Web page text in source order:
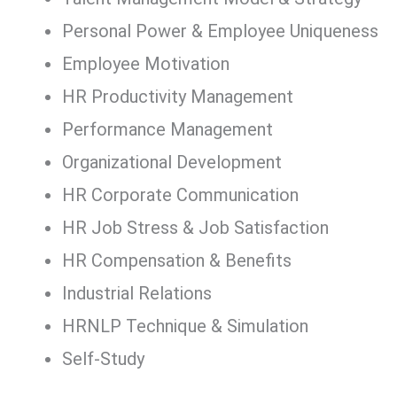
Personal Power & Employee Uniqueness
Employee Motivation
HR Productivity Management
Performance Management
Organizational Development
HR Corporate Communication
HR Job Stress & Job Satisfaction
HR Compensation & Benefits
Industrial Relations
HRNLP Technique & Simulation
Self-Study